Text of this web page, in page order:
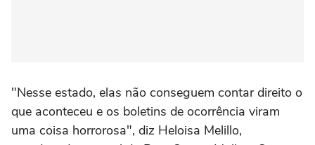
"Nesse estado, elas não conseguem contar direito o
que aconteceu e os boletins de ocorrência viram
uma coisa horrorosa", diz Heloisa Melillo,